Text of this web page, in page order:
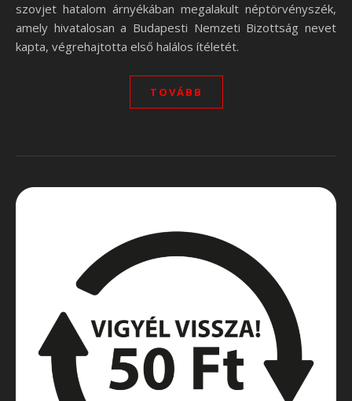
szovjet hatalom árnyékában megalakult néptörvényszék,
amely hivatalosan a Budapesti Nemzeti Bizottság nevet
kapta, végrehajtotta első halálos ítéletét.
TOVÁBB